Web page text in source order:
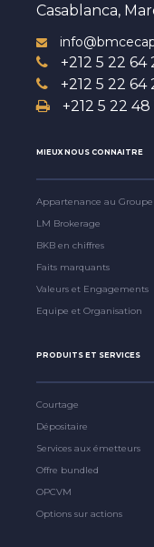
Casablanca,
+212 5 22 64
+212 5 22 64
+212 5 22 48
MIEUX NOUS CONNAITRE
Appartenance au Groupe
LM Brokerage
BKB en chiffres
Faits marquants
Valeurs et Engagements
Equipe et Organisation
PRODUITS ET SERVICES
Courtage
Dépositaire
Services aux émetteurs
Offre bundled
OPCVM
Options sur actions